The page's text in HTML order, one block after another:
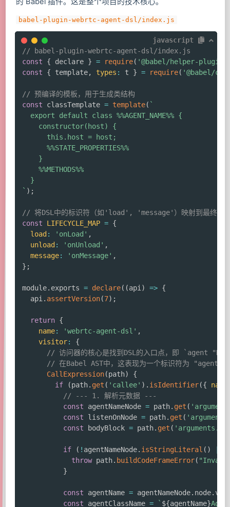
babel-plugin-webrtc-agent-dsl/index.js
javascript
// babel-plugin-webrtc-agent-dsl/index.js
const
{ declare } = require( '@babel/helper-
const
{ template, types : t } = require( '@babel/
// 预编译的模板，用于生成类结构
const classTemplate = template( `
  export default class %%AGENT_NAME%% {
    constructor(host) {
      this.host = host;
      %%STATE_PROPERTIES%%
    }
    %%METHODS%%
` ) ;
// 将DSL中的标识符（如'load', 'message'）映射到最终类
const
LIFECYCLE_MAP = {
load : 'onLoad' ,
unload : 'onUnload' ,
message: 'onMessage' ,
} ;
module. exports = declare( (api ) => {
  api
. assertVersion(7) ;
return {
name: 'webrtc-agent-dsl' ,
visitor:
{
// 访问器的核心是找到DSL的入口点，即 `agent
// 在Babel AST中，这表现为一个标识符为 "agent"
CallExpression(path)
{
if
(path. get ( 'callee' ) . isIdentifier({ name
// --- 1. 解析元数据 ---
const agentNameNode = path. get (
const listenOnNode = path. get (
const bodyBlock = path. get ( 'arguments.2'
if ( ! agentNameNode. isStringLiteral ( )
throw path. buildCodeFrameError(
}
const agentName = agentNameNode. node.
const agentClassName = ` ${agentName}